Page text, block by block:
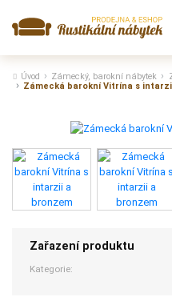
Úvod Zámecký, barokní nábytek
Zámecká barokní Vitrína s
Zařazení produktu
Kategorie: